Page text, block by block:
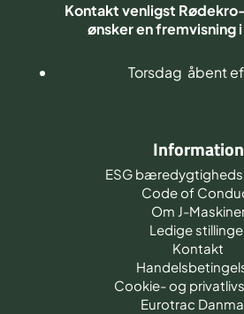
Kontakt venligst
ønsker en fremvisning
Torsdag åbent
Information
ESG
Code of
Om J-
Ledige
Kontakt
Cookie- og
Eurotrac